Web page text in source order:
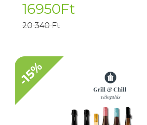
16950Ft
20 340 Ft
-15%